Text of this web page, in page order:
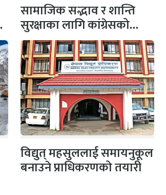
सामाजिक सद्भाव र शान्ति
सुरक्षाका लागि कांग्रेसको
पहल, सभापति गगन…
विद्युत् महसुललाई समायनुकूल
बनाउने प्राधिकरणको तयारी